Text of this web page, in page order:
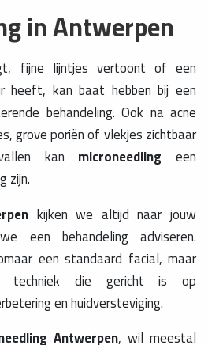
in Antwerpen
fijne lijntjes vertoont of een
heeft, kan baat hebben bij een
behandeling. Ook na acne
grove poriën of vlekjes zichtbaar
kan microneedling een
zijn.
kijken we altijd naar jouw
een behandeling adviseren.
een standaard facial, maar
techniek die gericht is op
en huidversteviging.
Antwerpen, wil meestal